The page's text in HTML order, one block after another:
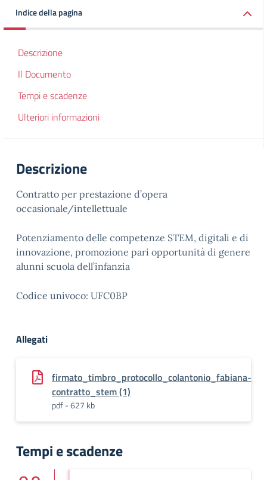
Indice della pagina
Descrizione
Il Documento
Tempi e scadenze
Ulteriori informazioni
Descrizione
Contratto per prestazione d’opera
occasionale/intellettuale
Potenziamento delle competenze STEM, digitali e di
innovazione, promozione pari opportunità di genere
alunni scuola dell’infanzia
Codice univoco: UFC0BP
Allegati
firmato_timbro_protocollo_colantonio_fabiana-
contratto_stem (1)
pdf - 627 kb
Tempi e scadenze